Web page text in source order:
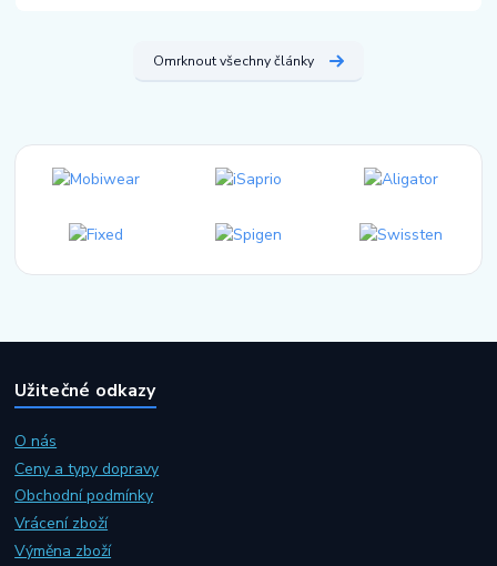
Omrknout všechny články
Užitečné odkazy
O nás
Ceny a typy dopravy
Obchodní podmínky
Vrácení zboží
Výměna zboží